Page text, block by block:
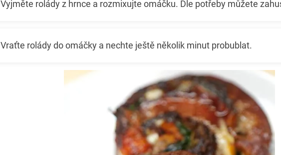
Vyjměte rolády z hrnce a rozmixujte omáčku. Dle potřeby můžete
Vraťte rolády do omáčky a nechte ještě několik minut probublat.